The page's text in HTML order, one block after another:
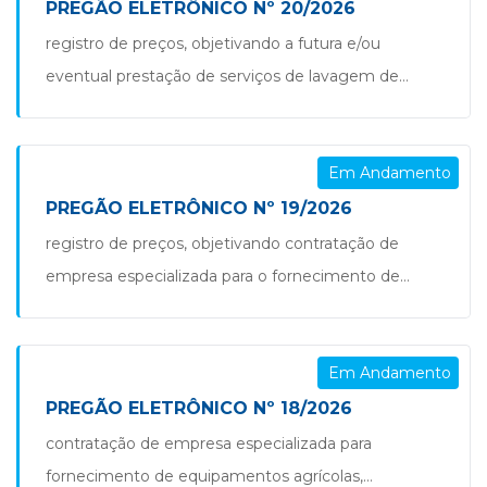
fracionada pela necessidade da secretaria municipal
de saúde do município de são jorge d’oeste/pr.
pregão nº 21.2026
PREGÃO ELETRÔNICO Nº 20/2026
registro de preços, objetivando a futura e/ou
eventual prestação de serviços de lavagem de
município de são jorge d’oeste – pr, de acordo com
as especificações técnicas adiante discriminadas.
pregão nº 20.2026
Em Andamento
PREGÃO ELETRÔNICO Nº 19/2026
registro de preços, objetivando contratação de
empresa especializada para o fornecimento de
as diversas secretarias do município são jorge
Em Andamento
PREGÃO ELETRÔNICO Nº 18/2026
contratação de empresa especializada para
fornecimento de equipamentos agrícolas,